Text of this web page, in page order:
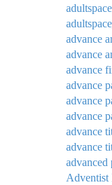
advance
advance
advance
advance
advance
advance
advance
advance
advanced
Adventist